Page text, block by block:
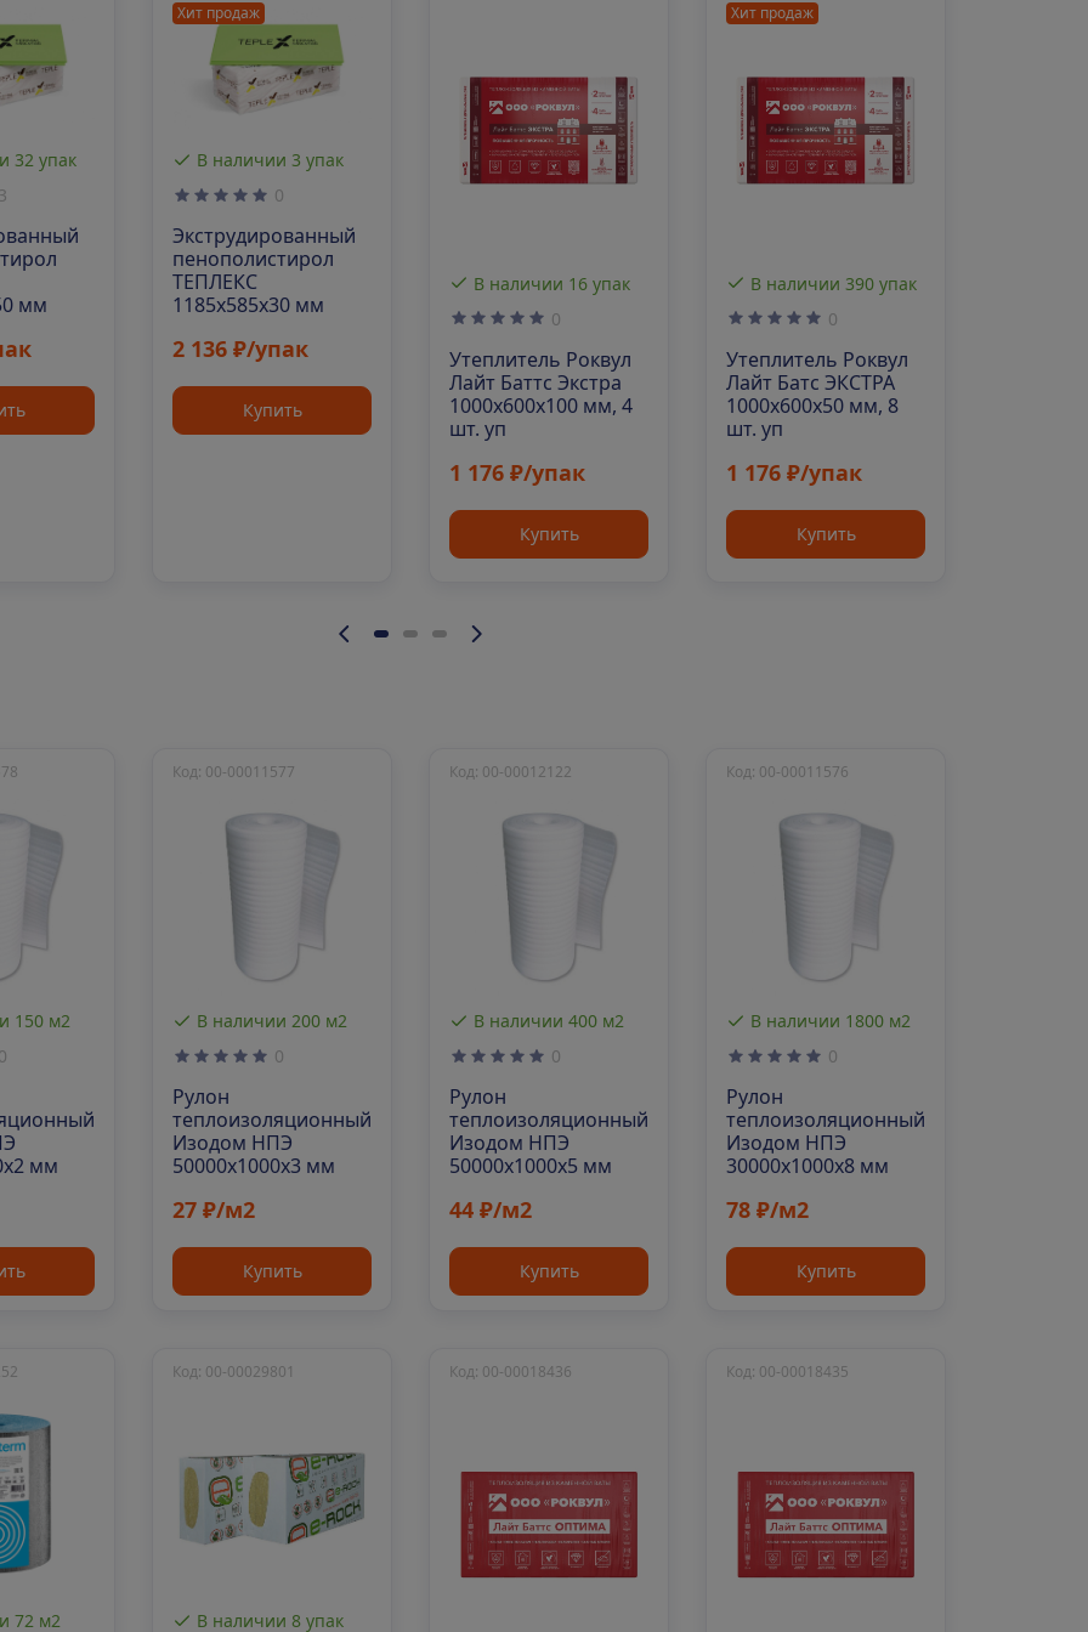
32 упак
мм
Хит продаж
В наличии 3 упак
0
Экструдированный
пенополистирол
ТЕПЛЕКС
1185х585х30 мм
2 136 ₽/упак
Купить
В наличии 16 упак
0
Утеплитель Роквул
Лайт Баттс Экстра
1000х600х100 мм, 4
шт. уп
1 176 ₽/упак
Купить
Хит продаж
В наличии 390 упак
0
Утеплитель Роквул
Лайт Батс ЭКСТРА
1000х600х50 мм, 8
шт. уп
1 176 ₽/упак
Купить
150 м2
мм
В наличии 200 м2
Код: 00-00011577
0
Рулон
теплоизоляционный
Изодом НПЭ
50000х1000х3 мм
27 ₽/м2
Купить
В наличии 400 м2
Код: 00-00012122
0
Рулон
теплоизоляционный
Изодом НПЭ
50000х1000х5 мм
44 ₽/м2
Купить
В наличии 1800 м2
Код: 00-00011576
0
Рулон
теплоизоляционный
Изодом НПЭ
30000х1000х8 мм
78 ₽/м2
Купить
72 м2 В наличии 8 упак
Код: 00-00029801 Код: 00-00018436 Код: 00-00018435